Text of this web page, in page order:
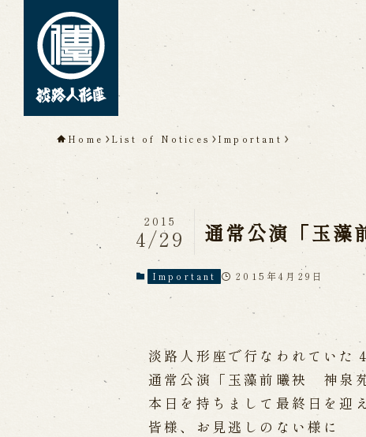
About Awaji
Living National Treasure,
Tsuruzawa Tomoji
Origin of the Awaji Ningyoza
People trained at the Awaji
Inheriting Awaji Ningyo Joruri
Performances info
Performance Calendar
Upcoming Performances
Home List of Notices Important
通常公演「玉藻
2015
4/29
Important 2015年4月29日
淡路人形座で行なわれていた
通常公演「玉藻前曦袂 神泉
本日を持ちまして最終日を迎
皆様、お見逃しのない様に